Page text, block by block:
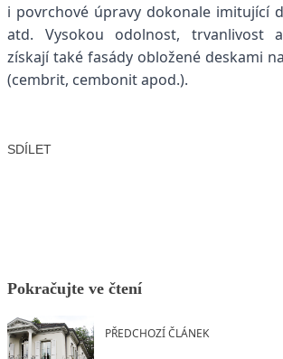
i povrchové úpravy dokonale imitující
atd. Vysokou odolnost, trvanlivost
získají také fasády obložené deskami
(cembrit, cembonit apod.).
SDÍLET
Pokračujte ve čtení
PŘEDCHOZÍ ČLÁNEK